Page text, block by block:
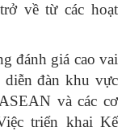
về từ các hoạt
đánh giá cao vai
diễn đàn khu vực
và các cơ
triển khai Kế